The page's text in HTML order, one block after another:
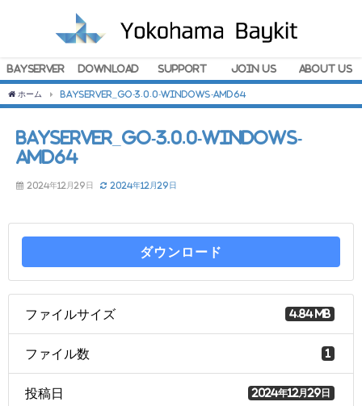
BayServer Download Support Join Us About Us
ホーム BayServer_Go-3.0.0-windows-amd64
BayServer_Go-3.0.0-windows-
amd64
2024年12月29日 2024年12月29日
ダウンロード
ファイルサイズ 4.84 MB
ファイル数 1
投稿日 2024年12月29日